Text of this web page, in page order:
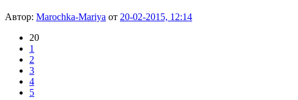
Автор: Marochka-Mariya от 20-02-2015, 12:14
20
1
2
3
4
5